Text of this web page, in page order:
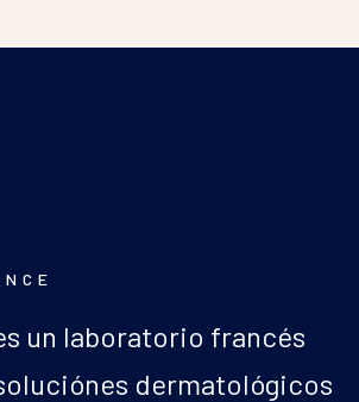
un laboratorio francés
dermatológicos